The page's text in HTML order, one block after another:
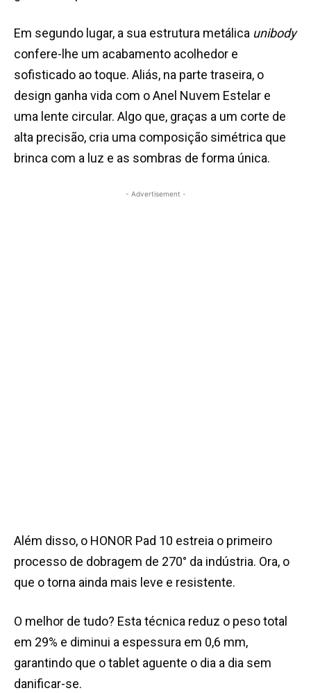
Em segundo lugar, a sua estrutura metálica unibody
confere-lhe um acabamento acolhedor e
sofisticado ao toque. Aliás, na parte traseira, o
design ganha vida com o Anel Nuvem Estelar e
uma lente circular. Algo que, graças a um corte de
alta precisão, cria uma composição simétrica que
brinca com a luz e as sombras de forma única.
- Advertisement -
Além disso, o HONOR Pad 10 estreia o primeiro
processo de dobragem de 270° da indústria. Ora, o
que o torna ainda mais leve e resistente.
O melhor de tudo? Esta técnica reduz o peso total
em 29% e diminui a espessura em 0,6 mm,
garantindo que o tablet aguente o dia a dia sem
danificar-se.